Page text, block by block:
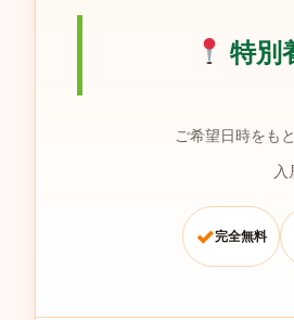
特別
ご希望日時をも
✓完全無料